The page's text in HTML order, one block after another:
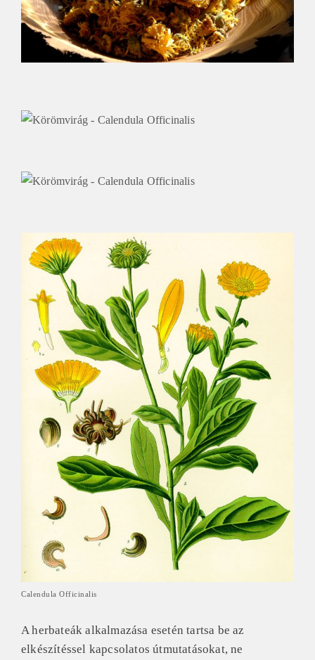
Calendula Officinalis
A herbateák alkalmazása esetén tartsa be az
elkészítéssel kapcsolatos útmutatásokat, ne